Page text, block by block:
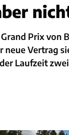
Prix von
neue Vertrag
Laufzeit